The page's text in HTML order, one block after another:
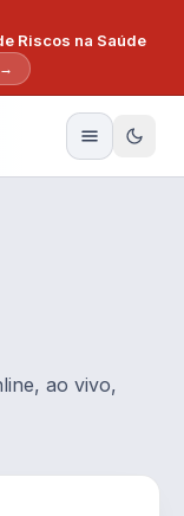
Riscos na Saúde
ao vivo,